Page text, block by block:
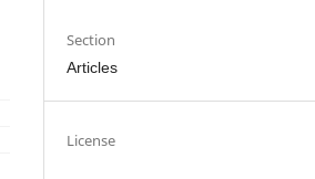
Section
Articles
License